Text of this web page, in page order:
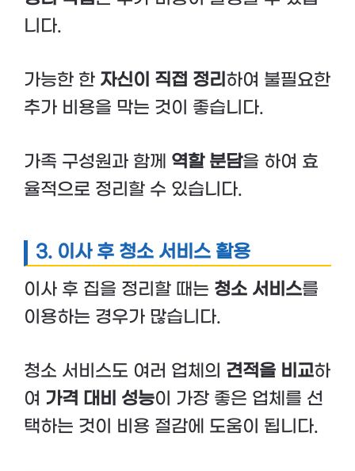
니다.
가능한 한 자신이 직접 정리 하여 불필요한
추가 비용을 막는 것이 좋습니다.
가족 구성원과 함께 역할 분담을 하여 효
율적으로 정리할 수 있습니다.
3. 이사 후 청소 서비스 활용
이사 후 집을 정리할 때는 청소 서비스를
이용하는 경우가 많습니다.
청소 서비스도 여러 업체의 견적을 비교하
여 가격 대비 성능이 가장 좋은 업체를 선
택하는 것이 비용 절감에 도움이 됩니다.